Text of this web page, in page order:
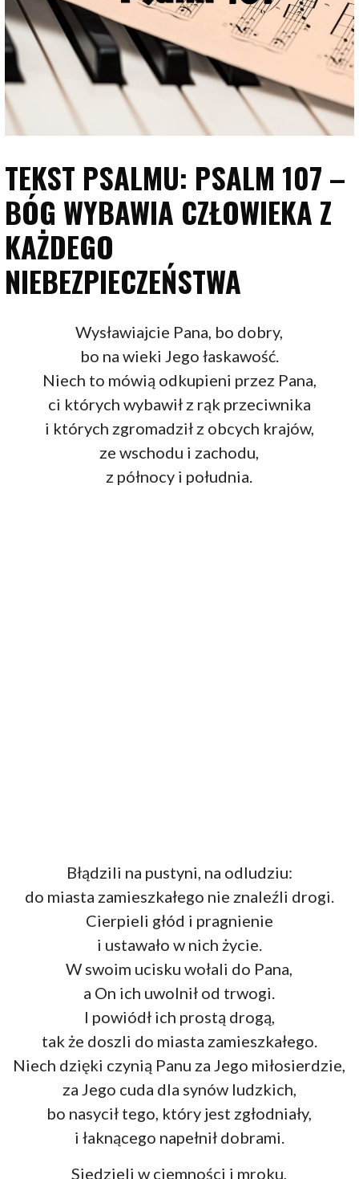
TEKST PSALMU: PSALM 107 –
BÓG WYBAWIA CZŁOWIEKA Z
KAŻDEGO
NIEBEZPIECZEŃSTWA
Wysławiajcie Pana, bo dobry,
bo na wieki Jego łaskawość.
Niech to mówią odkupieni przez Pana,
ci których wybawił z rąk przeciwnika
i których zgromadził z obcych krajów,
ze wschodu i zachodu,
z północy i południa.
Błądzili na pustyni, na odludziu:
do miasta zamieszkałego nie znaleźli drogi.
Cierpieli głód i pragnienie
i ustawało w nich życie.
W swoim ucisku wołali do Pana,
a On ich uwolnił od trwogi.
I powiódł ich prostą drogą,
tak że doszli do miasta zamieszkałego.
Niech dzięki czynią Panu za Jego miłosierdzie,
za Jego cuda dla synów ludzkich,
bo nasycił tego, który jest zgłodniały,
i łaknącego napełnił dobrami.
Siedzieli w ciemności i mroku,